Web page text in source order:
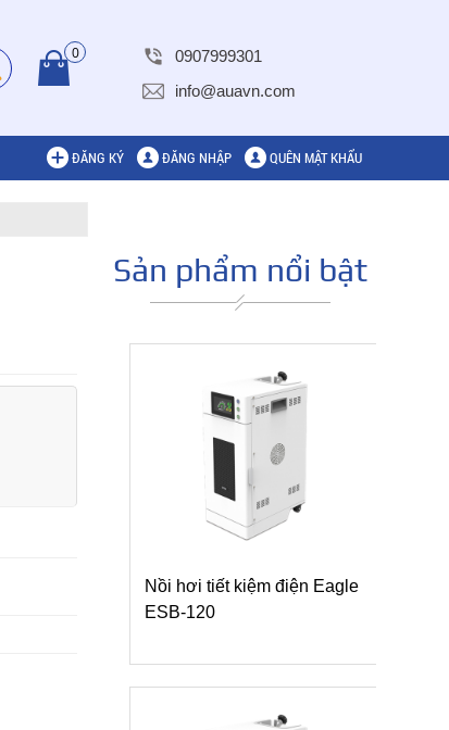
0
0907999301
info@auavn.com
ĐĂNG KÝ ĐĂNG NHẬP QUÊN MẬT KHẨU
Sản phẩm nổi bật
Nồi hơi tiết kiệm điện Eagle
ESB-120